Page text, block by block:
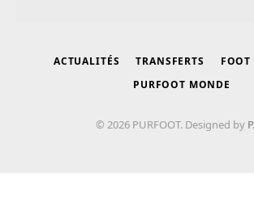
ACTUALITÉS TRANSFERTS
PURFOOT MONDE
© 2026 PURFOOT. Designed by